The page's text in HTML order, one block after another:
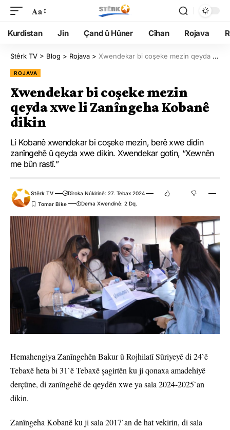
Aa
Kurdistan Jin Çand û Hûner Cîhan Rojava
Stêrk TV > Blog > Rojava > Xwendekar bi coşeke mezin qeyda xwe li Zanîngeha Kobanê dikin
ROJAVA
Xwendekar bi coşeke mezin
qeyda xwe li Zanîngeha Kobanê
dikin
Li Kobanê xwendekar bi coşeke mezin, berê xwe didin
zanîngehê û qeyda xwe dikin. Xwendekar gotin, “Xewnên
me bûn rastî.”
Stêrk TV
Dîroka Nûkirinê: 27. Tebax 2024
Dema Xwendinê: 2 Dq.
Hemahengiya Zanîngehên Bakur û Rojhilatî Sûriyeyê di 24`ê
Tebaxê heta bi 31`ê Tebaxê şagirtên ku ji qonaxa amadehiyê
derçûne, di zanîngehê de qeydên xwe ya sala 2024-2025`an
dikin.
Zanîngeha Kobanê ku ji sala 2017`an de hat vekirin, di sala